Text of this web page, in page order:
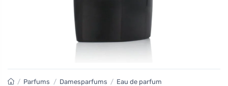
/ Parfums / Damesparfums / Eau de parfum